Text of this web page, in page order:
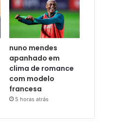
nuno mendes
apanhado em
clima de romance
com modelo
francesa
5 horas atrás